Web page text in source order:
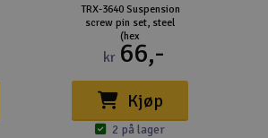
TRX-3640 Suspension
screw pin set, steel
(hex
kr 66,-
Kjøp
2 på lager